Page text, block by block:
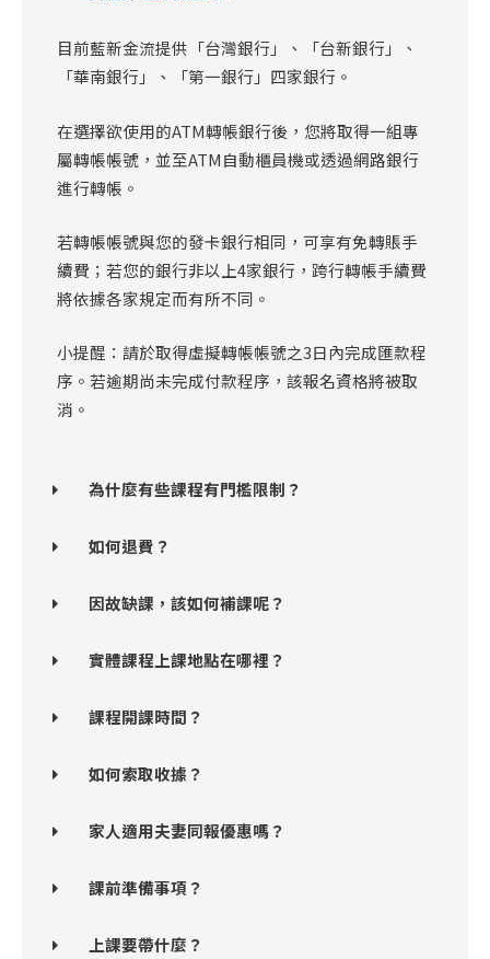
目前藍新金流提供「台灣銀行」、「台新銀行」、
「華南銀行」、「第一銀行」四家銀行。
在選擇欲使用的ATM轉帳銀行後，您將取得一組專
屬轉帳帳號，並至ATM自動櫃員機或透過網路銀行
進行轉帳。
若轉帳帳號與您的發卡銀行相同，可享有免轉賬手
續費；若您的銀行非以上4家銀行，跨行轉帳手續費
將依據各家規定而有所不同。
小提醒：請於取得虛擬轉帳帳號之3日內完成匯款程
序。若逾期尚未完成付款程序，該報名資格將被取
消。
為什麼有些課程有門檻限制？
如何退費？
因故缺課，該如何補課呢？
實體課程上課地點在哪裡？
課程開課時間？
如何索取收據？
家人適用夫妻同報優惠嗎？
課前準備事項？
上課要帶什麼？